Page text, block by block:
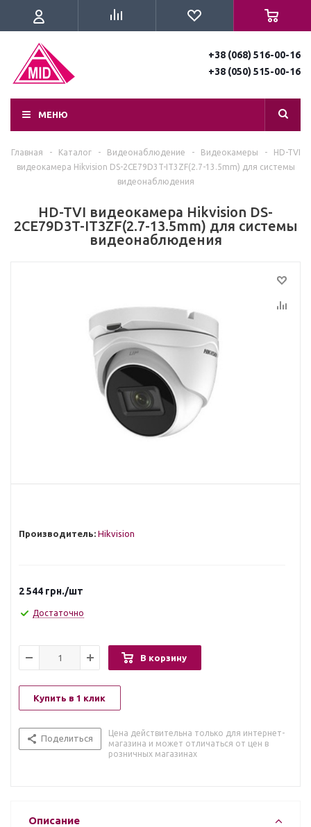
+38 (068) 516-00-16
+38 (050) 515-00-16
МЕНЮ
Главная - Каталог - Видеонаблюдение - Видеокамеры -
HD-TVI
видеокамера Hikvision DS-2CE79D3T-IT3ZF(2.7-13.5mm) для системы
видеонаблюдения
HD-TVI видеокамера Hikvision DS-
2CE79D3T-IT3ZF(2.7-13.5mm) для системы
видеонаблюдения
Производитель: Hikvision
2 544 грн./шт
Достаточно
В корзину
Купить в 1 клик
Поделиться
Цена действительна только для интернет-
магазина и может отличаться от цен в
розничных магазинах
Описание